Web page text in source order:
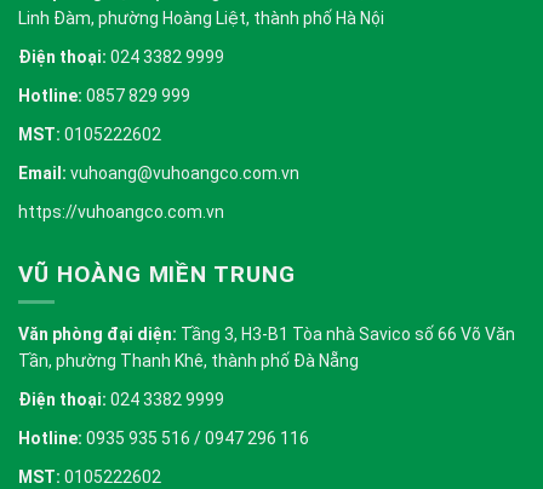
Linh Đàm, phường Hoàng Liệt, thành phố Hà Nội
Điện thoại: 024 3382 9999
Hotline: 0857 829 999
MST: 0105222602
Email: vuhoang@vuhoangco.com.vn
https://vuhoangco.com.vn
VŨ HOÀNG MIỀN TRUNG
Văn phòng đại diện: Tầng 3, H3-B1 Tòa nhà Savico số 66 Võ Văn
Tần, phường Thanh Khê, thành phố Đà Nẵng
Điện thoại: 024 3382 9999
Hotline: 0935 935 516 / 0947 296 116
MST: 0105222602